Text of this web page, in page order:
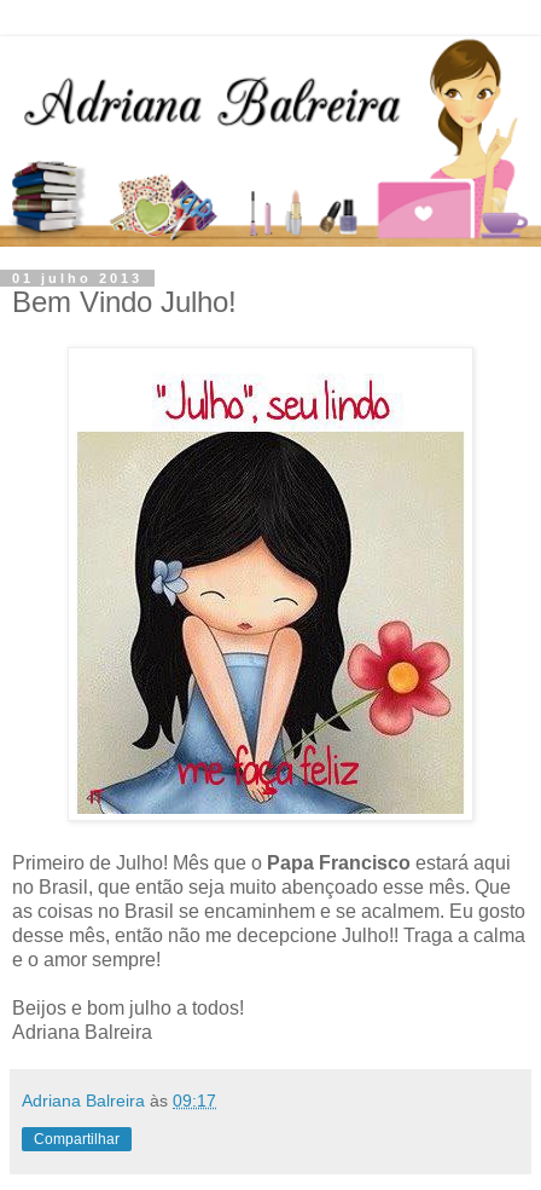
01 julho 2013
Bem Vindo Julho!
Primeiro de Julho! Mês que o Papa Francisco estará aqui
no Brasil, que então seja muito abençoado esse mês. Que
as coisas no Brasil se encaminhem e se acalmem. Eu gosto
desse mês, então não me decepcione Julho!! Traga a calma
e o amor sempre!
Beijos e bom julho a todos!
Adriana Balreira
Adriana Balreira às 09:17
Compartilhar